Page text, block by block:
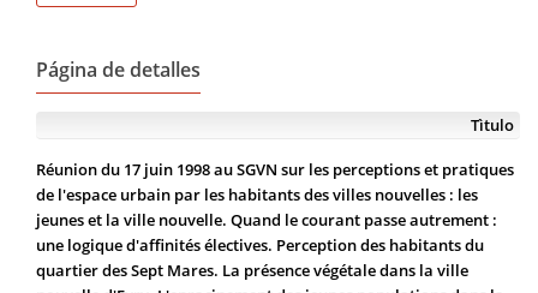
Página de detalles
Tìtulo
Réunion du 17 juin 1998 au SGVN sur les perceptions et pratiques
de l'espace urbain par les habitants des villes nouvelles : les
jeunes et la ville nouvelle. Quand le courant passe autrement :
une logique d'affinités électives. Perception des habitants du
quartier des Sept Mares. La présence végétale dans la ville